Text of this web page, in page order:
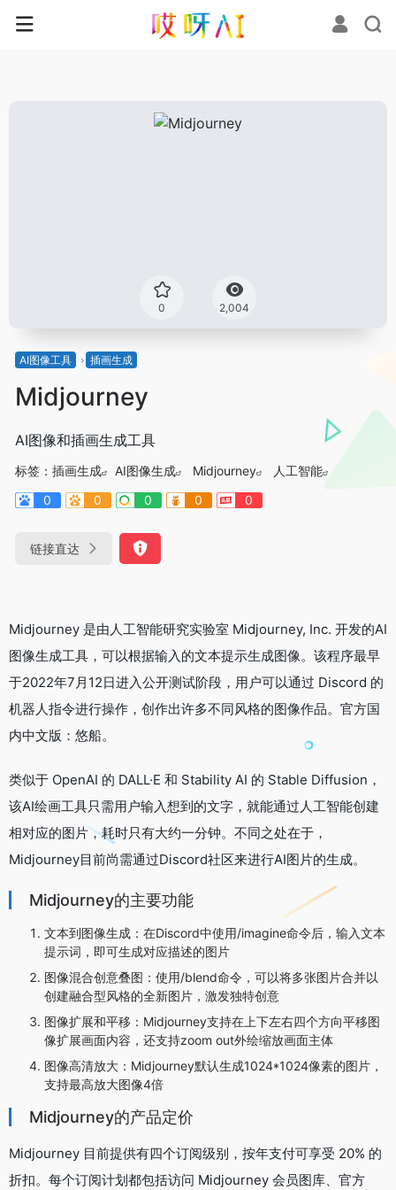
0 2,004
AI图像工具 插画生成
Midjourney
AI图像和插画生成工具
标签： 插画生成 AI图像生成 Midjourney
人工智能
0
0 0 0 0
链接直达
Midjourney 是由人工智能研究实验室 Midjourney, Inc. 开发的AI
图像生成工具，可以根据输入的文本提示生成图像。该程序最早
于2022年7月12日进入公开测试阶段，用户可以通过 Discord 的
机器人指令进行操作，创作出许多不同风格的图像作品。官方国
内中文版：悠船。
类似于 OpenAI 的 DALL·E 和 Stability AI 的 Stable Diffusion，
该AI绘画工具只需用户输入想到的文字，就能通过人工智能创建
相对应的图片，耗时只有大约一分钟。不同之处在于，
Midjourney目前尚需通过Discord社区来进行AI图片的生成。
Midjourney的主要功能
文本到图像生成：在Discord中使用/imagine命令后，输入文本
提示词，即可生成对应描述的图片
图像混合创意叠图：使用/blend命令，可以将多张图片合并以
创建融合型风格的全新图片，激发独特创意
图像扩展和平移：Midjourney支持在上下左右四个方向平移图
像扩展画面内容，还支持zoom out外绘缩放画面主体
图像高清放大：Midjourney默认生成1024*1024像素的图片，
支持最高放大图像4倍
Midjourney的产品定价
Midjourney 目前提供有四个订阅级别，按年支付可享受 20% 的
折扣。每个订阅计划都包括访问 Midjourney 会员图库、官方